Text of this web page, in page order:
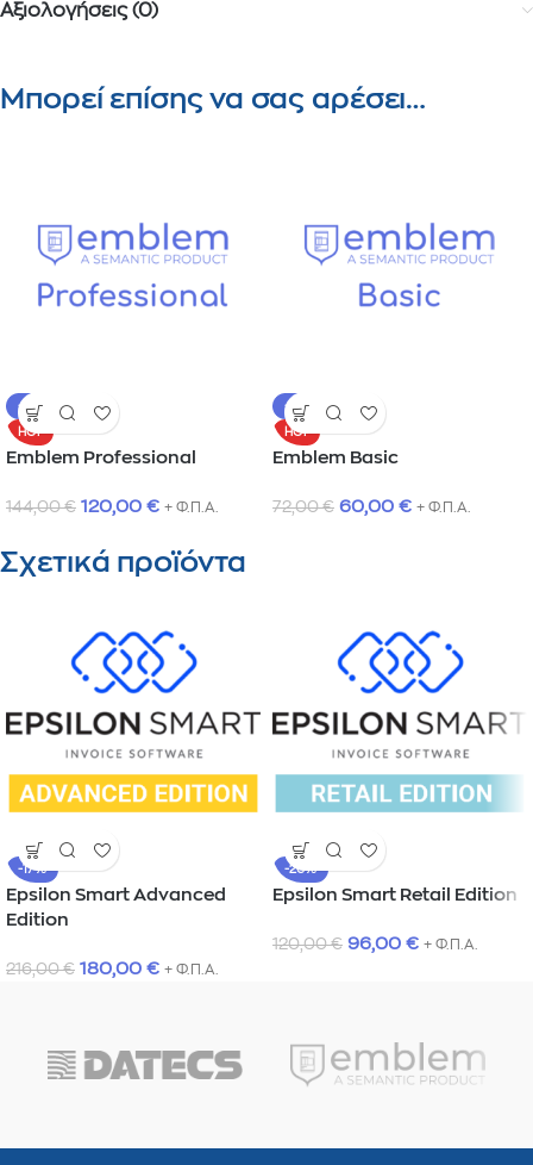
Αξιολογήσεις (0)
Μπορεί επίσης να σας αρέσει…
-17%
HOT
Emblem Professional
144,00€ 120,00 € + Φ.Π.Α.
-17%
HOT
Emblem Basic
72,00€ 60,00 € + Φ.Π.Α.
Σχετικά προϊόντα
-17%
Epsilon Smart Advanced
Edition
216,00€ 180,00 € + Φ.Π.Α.
-20%
Epsilon Smart Retail Edition
120,00€ 96,00 € + Φ.Π.Α.